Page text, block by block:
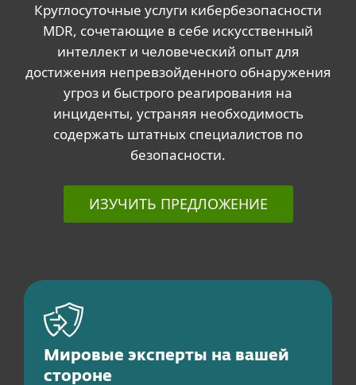
Круглосуточные услуги кибербезопасности
MDR, сочетающие в себе искусственный
интеллект и человеческий опыт для
достижения непревзойденного обнаружения
угроз и быстрого реагирования на
инциденты, устраняя необходимость
содержать штатных специалистов по
безопасности.
ИЗУЧИТЬ ПРЕДЛОЖЕНИЕ
Мировые эксперты на вашей
стороне